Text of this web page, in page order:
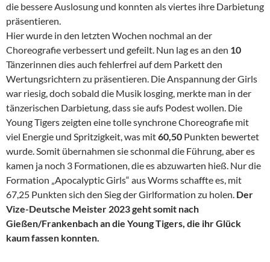
die bessere Auslosung und konnten als viertes ihre Darbietung
präsentieren.
Hier wurde in den letzten Wochen nochmal an der
Choreografie verbessert und gefeilt. Nun lag es an den 10
Tänzerinnen dies auch fehlerfrei auf dem Parkett den
Wertungsrichtern zu präsentieren. Die Anspannung der Girls
war riesig, doch sobald die Musik losging, merkte man in der
tänzerischen Darbietung, dass sie aufs Podest wollen. Die
Young Tigers zeigten eine tolle synchrone Choreografie mit
viel Energie und Spritzigkeit, was mit60,50 Punkten bewertet
wurde. Somit übernahmen sie schonmal die Führung, aber es
kamen ja noch 3 Formationen, die es abzuwarten hieß. Nur die
Formation „Apocalyptic Girls“ aus Worms schaffte es, mit
67,25 Punkten sich den Sieg der Girlformation zu holen. Der
Vize-Deutsche Meister 2023 geht somit nach
Gießen/Frankenbach an die Young Tigers, die ihr Glück
kaum fassen konnten.